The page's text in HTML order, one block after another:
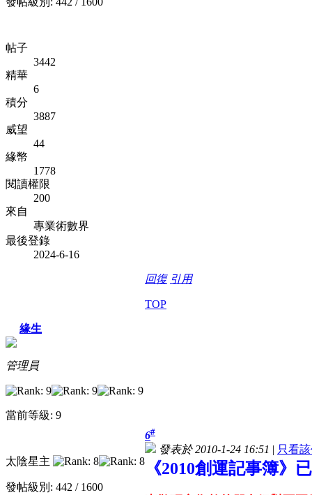
帖子
3442
精華
6
積分
3887
威望
44
緣幣
1778
閱讀權限
200
來自
專業術數界
最後登錄
2024-6-16
回復 引用
TOP
緣生
管理員
當前等級: 9
太陰星主
發帖級別: 442 / 1600
6#
發表於 2010-1-24 16:51 | 只看
《2010創運記事簿》